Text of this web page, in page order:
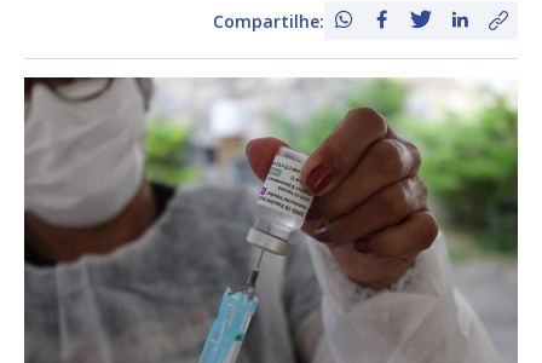
Compartilhe: